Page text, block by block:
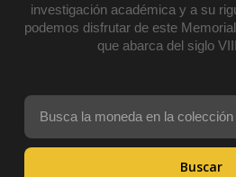
investigación académica y a su
podemos disfrutar de este
que abarca del siglo
Buscar